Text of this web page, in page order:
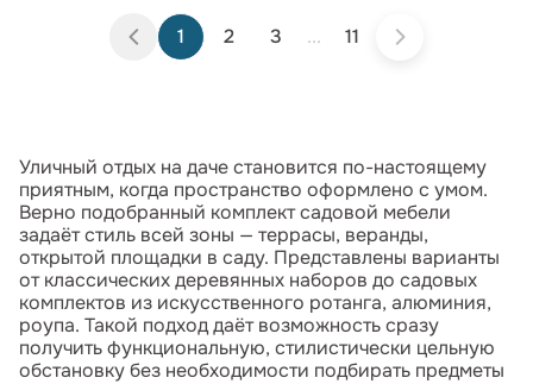
1 2 3 ... 11
Уличный отдых на даче становится по-настоящему
приятным, когда пространство оформлено с умом.
Верно подобранный комплект садовой мебели
задаёт стиль всей зоны — террасы, веранды,
открытой площадки в саду. Представлены варианты
от классических деревянных наборов до садовых
комплектов из искусственного ротанга, алюминия,
роупа. Такой подход даёт возможность сразу
получить функциональную, стилистически цельную
обстановку без необходимости подбирать предметы